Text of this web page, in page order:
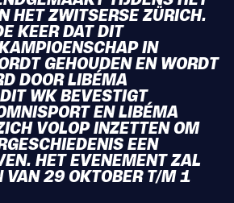
HET ZWITSERSE ZÜRICH.
KEER DAT DIT
IN
GEHOUDEN EN WORDT
DOOR LIBÉMA
WK BEVESTIGT
EN LIBÉMA
VOLOP INZETTEN OM
EEN
HET EVENEMENT ZAL
VAN 29 OKTOBER T/M 1